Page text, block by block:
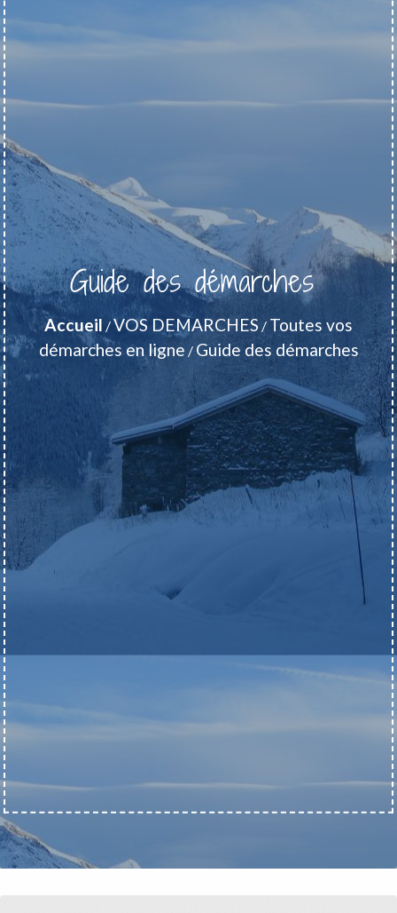
Guide des démarches
Accueil /VOS DEMARCHES / Toutes vos
démarches en ligne / Guide des démarches